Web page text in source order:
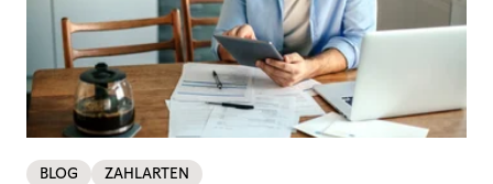
BLOG ZAHLARTEN